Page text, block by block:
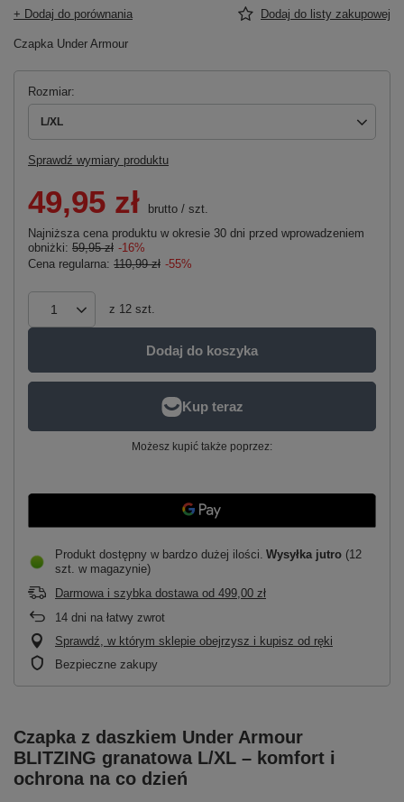
+ Dodaj do porównania Dodaj do listy zakupowej
Czapka Under Armour
Rozmiar
L/XL
Sprawdź wymiary produktu
49,95 zł brutto / szt.
Najniższa cena produktu w okresie 30 dni przed wprowadzeniem
obniżki: 59,95 zł -16%
Cena regularna: 110,99 zł -55%
z 12 szt.
Dodaj do koszyka
Możesz kupić także poprzez:
Produkt dostępny w bardzo dużej ilości Wysyłka jutro (12
szt. w magazynie)
Darmowa i szybka dostawa od 499,00 zł
14 dni na łatwy zwrot
Sprawdź, w którym sklepie obejrzysz i kupisz od ręki
Bezpieczne zakupy
Czapka z daszkiem Under Armour
BLITZING granatowa L/XL – komfort i
ochrona na co dzień